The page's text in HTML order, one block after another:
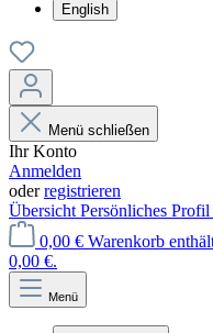
English
Menü schließen
Ihr Konto
Anmelden
oderregistrieren
Übersicht Persönliches Profil
0,00 € Warenkorb
0,00 €.
Menü